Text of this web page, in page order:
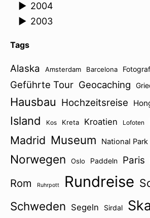
► 2004
► 2003
Tags
Alaska Amsterdam Barcelona
Geführte Tour Geocaching
Hausbau Hochzeitsreise
Island
Kos Kreta Kroatien Lofoten
Madrid Museum National Park
Norwegen Oslo Paddeln Paris
Rom Ruhrpott Rundreise
Schweden Segeln Sirdal